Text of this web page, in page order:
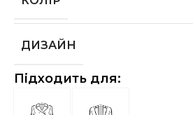
ДИЗАЙН
Підходить для: